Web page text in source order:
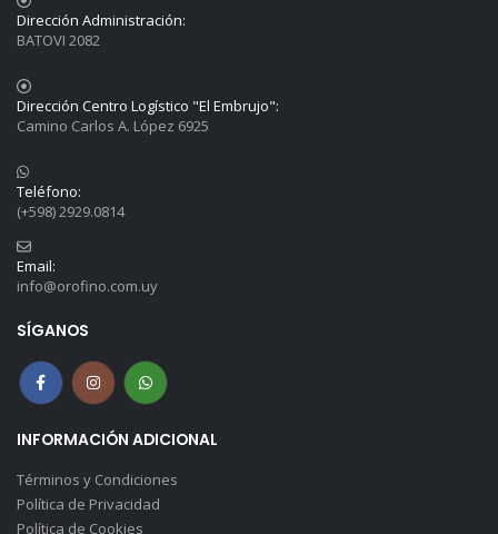
Dirección Administración:
BATOVI 2082
Dirección Centro Logístico "El Embrujo":
Camino Carlos A. López 6925
Teléfono:
(+598) 2929.0814
Email:
info@orofino.com.uy
SÍGANOS
INFORMACIÓN ADICIONAL
Términos y Condiciones
Política de Privacidad
Política de Cookies